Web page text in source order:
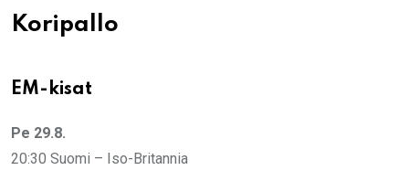
Koripallo
EM-kisat
Pe 29.8.
20:30 Suomi – Iso-Britannia